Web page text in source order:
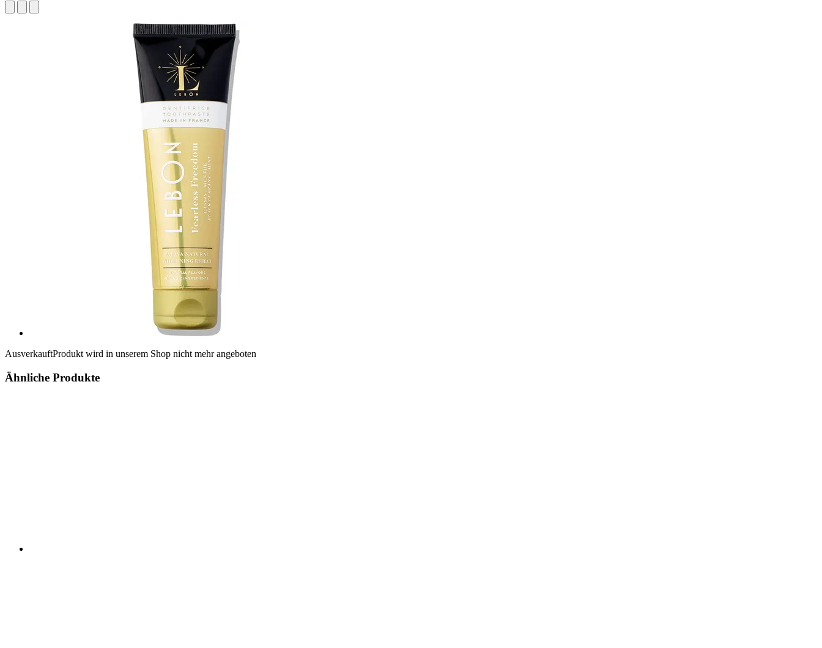
AusverkauftProdukt wird in unserem Shop nicht mehr angeboten
Ähnliche Produkte